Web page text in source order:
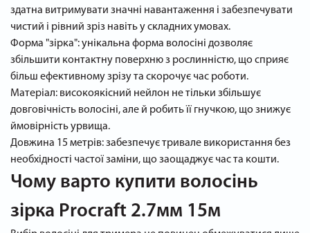
здатна витримувати значні навантаження і забезпечувати
чистий і рівний зріз навіть у складних умовах.
Форма "зірка": унікальна форма волосіні дозволяє
збільшити контактну поверхню з рослинністю, що сприяє
більш ефективному зрізу та скорочує час роботи.
Матеріал: високоякісний нейлон не тільки збільшує
довговічність волосіні, але й робить її гнучкою, що знижує
ймовірність урвища.
Довжина 15 метрів: забезпечує тривале використання без
необхідності частої заміни, що заощаджує час та кошти.
Чому варто купити волосінь
зірка Procraft 2.7мм 15м